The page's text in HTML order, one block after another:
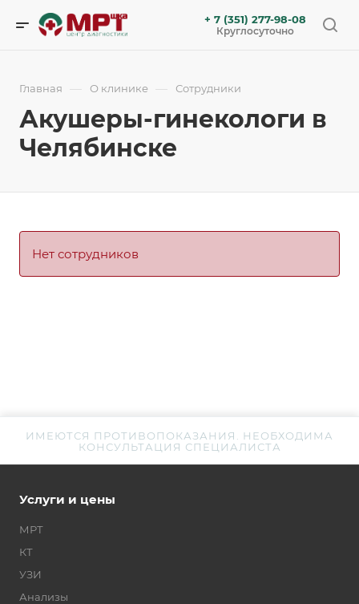
+ 7 (351) 277-98-08
Круглосуточно
Главная — О клинике — Сотрудники
Акушеры-гинекологи в
Челябинске
Нет сотрудников
ИМЕЮТСЯ ПРОТИВОПОКАЗАНИЯ. НЕОБХОДИМА
КОНСУЛЬТАЦИЯ СПЕЦИАЛИСТА
Услуги и цены
МРТ
КТ
УЗИ
Анализы